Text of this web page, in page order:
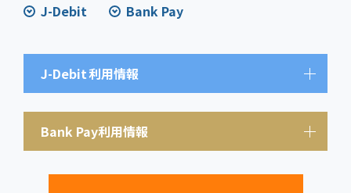
J-Debit Bank Pay
J-Debit利用情報
Bank Pay利用情報